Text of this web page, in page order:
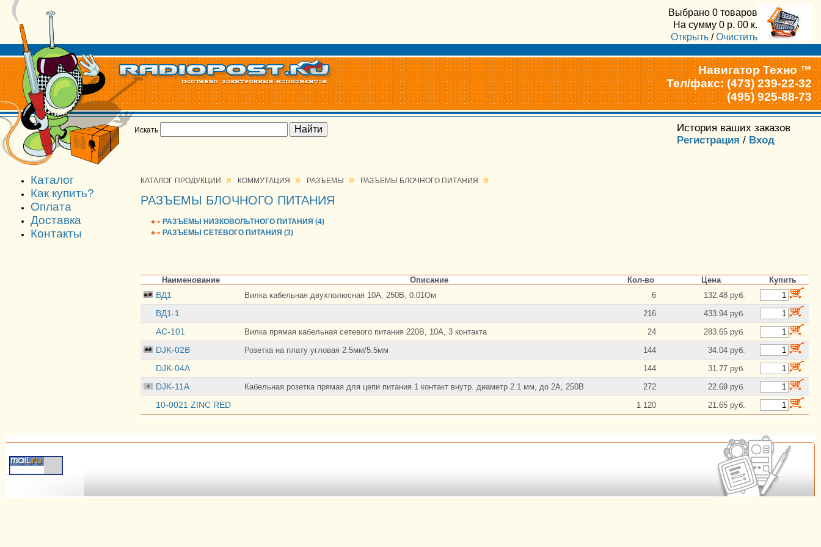
Выбрано 0 товаров
На сумму 0 р. 00 к.
Открыть /Очистить
Навигатор Техно ™
Тел/факс: (473) 239-22-32
(495) 925-88-73
Искать
История ваших заказов
Регистрация / Вход
Каталог
Как купить?
Оплата
Доставка
Контакты
КАТАЛОГ ПРОДУКЦИИ » КОММУТАЦИЯ » РАЗЪЕМЫ » РАЗЪЕМЫ БЛОЧНОГО ПИТАНИЯ »
РАЗЪЕМЫ БЛОЧНОГО ПИТАНИЯ
РАЗЪЕМЫ НИЗКОВОЛЬТНОГО ПИТАНИЯ (4)
РАЗЪЕМЫ СЕТЕВОГО ПИТАНИЯ (3)
Наименование Описание Кол-во Цена Купить
ВД1 Вилка кабельная двухполюсная 10А, 250В, 0.01Ом 6 132.48 руб.
ВД1-1 216 433.94 руб.
AC-101 Вилка прямая кабельная сетевого питания 220В, 10А, 3 контакта 24 283.65 руб.
DJK-02B Розетка на плату угловая 2.5мм/5.5мм 144 34.04 руб.
DJK-04A 144 31.77 руб.
DJK-11A Кабельная розетка прямая для цепи питания 1 контакт внутр. диаметр 2.1 мм, до 2А, 250В 272 22.69 руб.
10-0021 ZINC RED 1 120 21.65 руб.